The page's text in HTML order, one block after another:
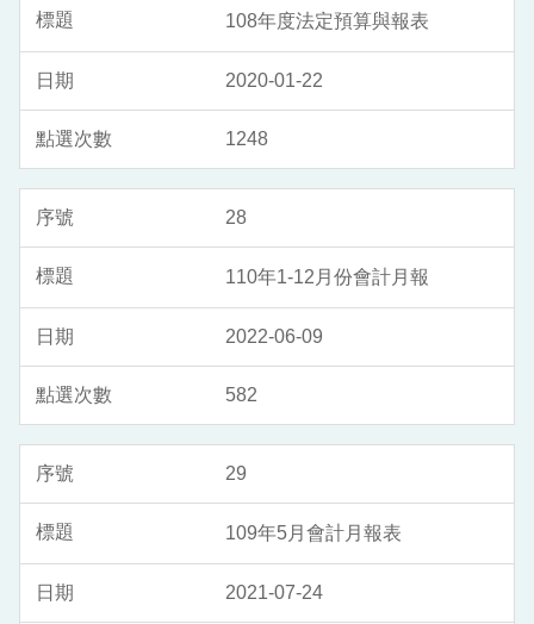
108年度法定預算與報表
2020-01-22
1248
28
110年1-12月份會計月報
2022-06-09
582
29
109年5月會計月報表
2021-07-24